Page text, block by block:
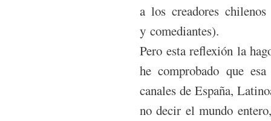
a los creadores
y comediantes).
Pero esta reflexión la
he comprobado que
canales de España,
no decir el mundo